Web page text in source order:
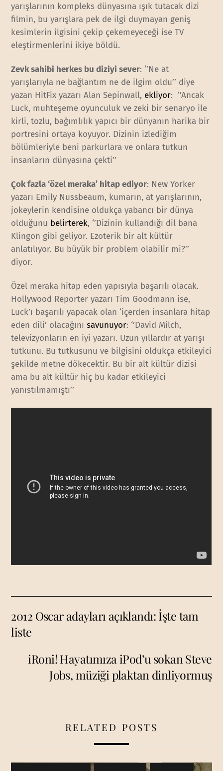
yarışlarının kompleks dünyasına ışık tutacak dizi
filmin, bu yarışlara pek de ilgi duymayan geniş
kesimlerin ilgisini çekip çekemeyeceği ise TV
eleştirmenlerini ikiye böldü.
Zevk sahibi herkes bu diziyi sever: ‘’Ne at
yarışlarıyla ne bağlantım ne de ilgim oldu’’ diye
yazan HitFix yazarı Alan Sepinwall, ekliyor: ‘’Ancak
Luck, muhteşeme oyunculuk ve zeki bir senaryo ile
kirli, tozlu, bağımlılık yapıcı bir dünyanın harika bir
portresini ortaya koyuyor. Dizinin izlediğim
bölümleriyle beni parkurlara ve onlara tutkun
insanların dünyasına çekti’’
Çok fazla ‘özel meraka’ hitap ediyor: New Yorker
yazarı Emily Nussbeaum, kumarın, at yarışlarının,
jokeylerin kendisine oldukça yabancı bir dünya
olduğunu belirterek, ‘’Dizinin kullandığı dil bana
Klingon gibi geliyor. Ezoterik bir alt kültür
anlatılıyor. Bu büyük bir problem olabilir mi?’’
diyor.
Özel meraka hitap eden yapısıyla başarılı olacak.
Hollywood Reporter yazarı Tim Goodmann ise,
Luck’ı başarılı yapacak olan ‘içerden insanlara hitap
eden dili’ olacağınısavunuyor: ‘’David Milch,
televizyonların en iyi yazarı. Uzun yıllardır at yarışı
tutkunu. Bu tutkusunu ve bilgisini oldukça etkileyici
şekilde metne dökecektir. Bu bir alt kültür dizisi
ama bu alt kültür hiç bu kadar etkileyici
yanıstılmamıştı’’
2012 Oscar adayları açıklandı: İşte tam
liste
iRoni! Hayatımıza iPod’u sokan Steve
Jobs, müziği plaktan dinliyormuş
RELATED POSTS